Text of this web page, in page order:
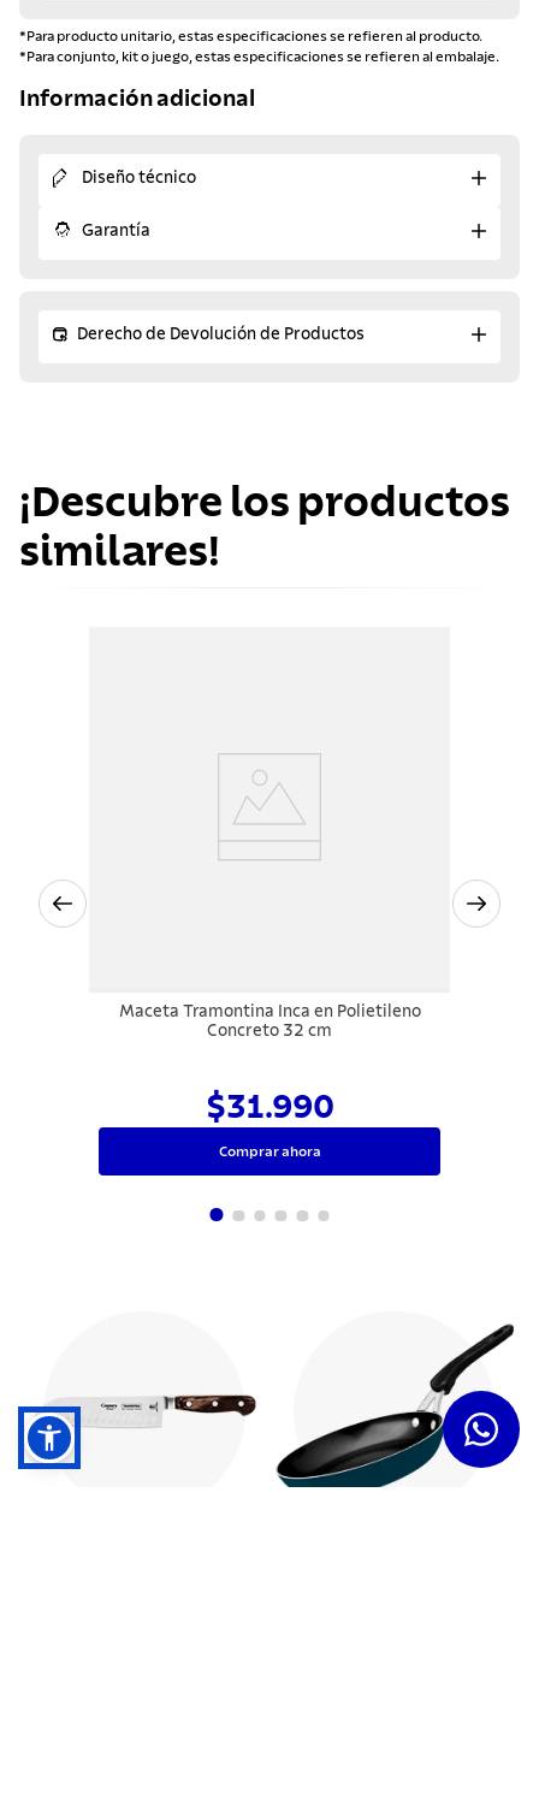
*Para producto unitario, estas especificaciones se refieren al producto.
*Para conjunto, kit o juego, estas especificaciones se refieren al embalaje.
Información adicional
Diseño técnico
Garantía
Derecho de Devolución de Productos
¡Descubre los productos
similares!
Maceta Tramontina Inca en Polietileno
Concreto 32 cm
$31.990
Comprar ahora